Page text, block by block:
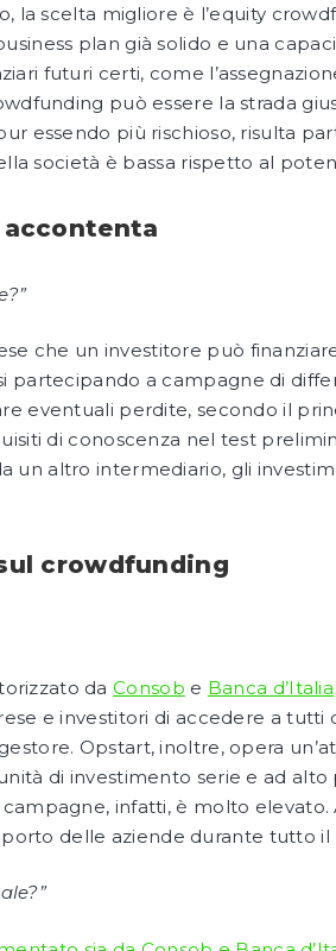
la scelta migliore è l’equity
plan già solido e una
futuri certi, come
può essere la strada
essendo più rischioso, risulta
società è bassa rispetto al
accontenta
che un investitore può
partecipando a campagne di
eventuali perdite, secondo il
di conoscenza nel test
un altro intermediario, gli
crowdfunding
daConsob e Banca d’Italia
e investitori di accedere a tutti
Opstart, inoltre, opera
di investimento serie e ad
infatti, è molto
delle aziende durante tutto